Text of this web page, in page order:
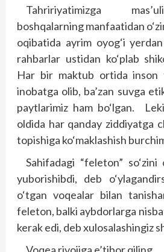
Tahririyatimizga
boshqalarning manfaatidan
oqibatida ayrim oyog‘i
rahbarlar ustidan ko‘plab
Har bir maktub ortida inson
inobatga olib, ba’zan suvga
paytlarimiz ham bo‘lgan.
oldida har qanday ziddiyatga
topishiga ko‘maklashish
Sahifadagi “feleton”
yuborishibdi, deb
o‘tgan voqealar bilan
feleton, balki aybdorlarga
kerak edi, deb xulosalashingiz